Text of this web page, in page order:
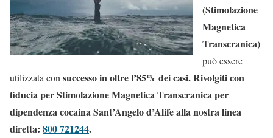
(Stimolazione
Magnetica
Transcranica)
può essere
utilizzata con successo in oltre l’85% dei casi. Rivolgiti con
fiducia per Stimolazione Magnetica Transcranica per
dipendenza cocaina Sant’Angelo d’Alife alla nostra linea
diretta: 800 721244.